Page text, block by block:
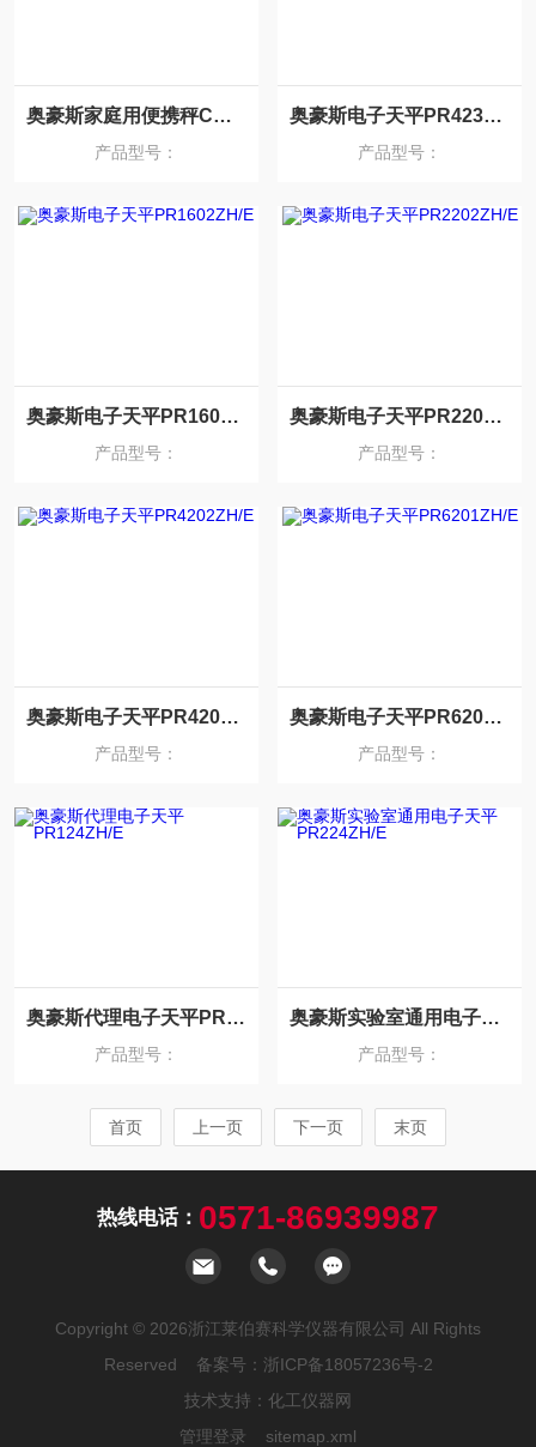
奥豪斯家庭用便携秤CR5200ZH
产品型号：
奥豪斯电子天平PR423ZH/E
产品型号：
奥豪斯电子天平PR1602ZH/E
产品型号：
奥豪斯电子天平PR2202ZH/E
产品型号：
奥豪斯电子天平PR4202ZH/E
产品型号：
奥豪斯电子天平PR6201ZH/E
产品型号：
奥豪斯代理电子天平PR124ZH/E
产品型号：
奥豪斯实验室通用电子天平 PR224ZH/E
产品型号：
首页 上一页 下一页 末页
热线电话： 0571-86939987
Copyright © 2026浙江莱伯赛科学仪器有限公司 All Rights
Reserved 备案号： 浙ICP备18057236号-2
技术支持： 化工仪器网
管理登录
sitemap.xml